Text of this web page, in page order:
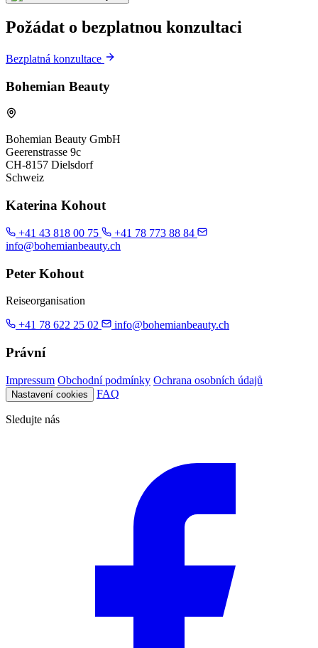
Požádat o bezplatnou konzultaci
Bezplatná konzultace
Bohemian Beauty
Bohemian Beauty GmbH
Geerenstrasse 9c
CH-8157 Dielsdorf
Schweiz
Katerina Kohout
+41 43 818 00 75
+41 78 773 88 84
info@bohemianbeauty.ch
Peter Kohout
Reiseorganisation
+41 78 622 25 02
info@bohemianbeauty.ch
Právní
Impressum Obchodní podmínky Ochrana osobních údajů
Nastavení cookies FAQ
Sledujte nás